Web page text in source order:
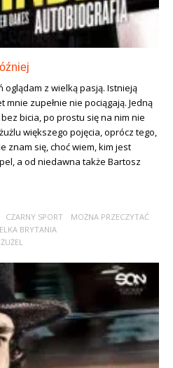
z wielką pasją. Istnieją
zupełnie nie pociągają. Jedną
bicia, po prostu się na nim nie
większego pojęcia, oprócz tego,
znam się, choć wiem, kim jest
a od niedawna także Bartosz
CZARNY SPORT
MOŻNA PRZECZYTAĆ
BRYTANIA
ŻUŻEL